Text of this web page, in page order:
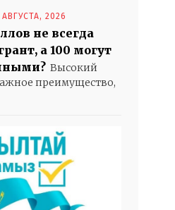
АВГУСТА, 2026
не всегда
а 100 могут
Высокий
преимущество,